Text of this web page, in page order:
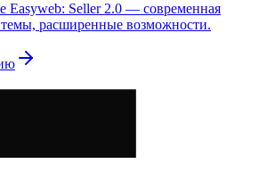
Easyweb: Seller 2.0 — современная
расширенные возможности.